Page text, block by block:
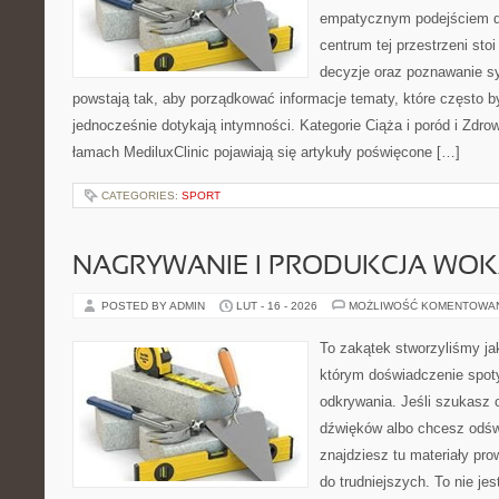
empatycznym podejściem
centrum tej przestrzeni
decyzje oraz poznawanie
powstają tak, aby porządkować informacje tematy, które często
jednocześnie dotykają intymności. Kategorie Ciąża i poród i
łamach MediluxClinic pojawiają się artykuły poświęcone […]
CATEGORIES: SPORT
NAGRYWANIE I PRODUKCJA
POSTED BY ADMIN LUT - 16 - 2026 MOŻLIWOŚĆ
To zakątek stworzyliśmy
którym doświadczenie
odkrywania. Jeśli szukasz
dźwięków albo chcesz
znajdziesz tu materiały
do trudniejszych. To nie